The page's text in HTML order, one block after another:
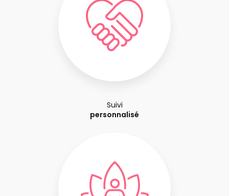
Suivi
personnalisé